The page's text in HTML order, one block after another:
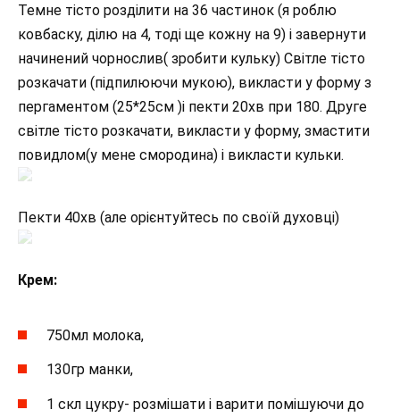
Темне тісто розділити на 36 частинок (я роблю
ковбаску, ділю на 4, тоді ще кожну на 9) і завернути
начинений чорнослив( зробити кульку) Світле тісто
розкачати (підпилюючи мукою), викласти у форму з
пергаментом (25*25см )і пекти 20хв при 180. Друге
світле тісто розкачати, викласти у форму, змастити
повидлом(у мене смородина) і викласти кульки.
Пекти 40хв (але орієнтуйтесь по своїй духовці)
Крем:
750мл молока,
130гр манки,
1 скл цукру- розмішати і варити помішуючи до